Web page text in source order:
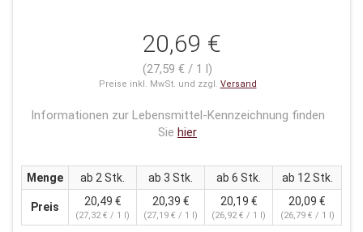
20,69 €
(27,59 € / 1 l)
Preise inkl. MwSt. und zzgl. Versand
Informationen zur Lebensmittel-Kennzeichnung finden
Sie hier
Menge ab 2 Stk. ab 3 Stk. ab 6 Stk. ab 12 Stk.
Preis 20,49 €
(27,32 € / 1 l)
20,39 €
(27,19 € / 1 l)
20,19 €
(26,92 € / 1 l)
20,09 €
(26,79 € / 1 l)